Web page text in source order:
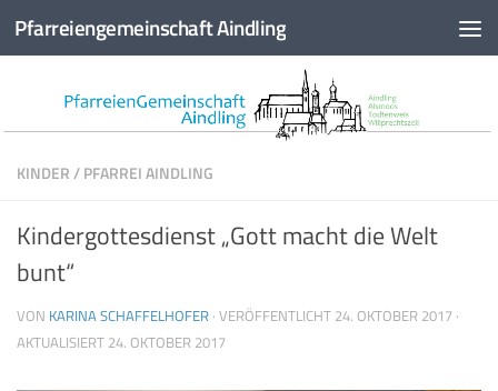
Zum Inhalt springen
Pfarreiengemeinschaft Aindling
KINDER/PFARREI AINDLING
Kindergottesdienst „Gott macht die Welt
bunt“
VON KARINA SCHAFFELHOFER · VERÖFFENTLICHT 24. OKTOBER 2017 ·
AKTUALISIERT 24. OKTOBER 2017